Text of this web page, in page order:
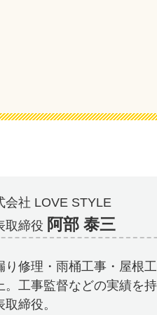
会社 LOVE STYLE
取締役 阿部 泰三
り修理・雨桶工事・屋根
。工事監督などの実績を
取締役。